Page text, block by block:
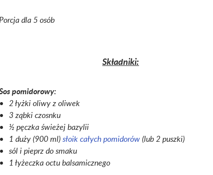
dla 5 osób
Składniki:
pomidorowy:
2 łyżki oliwy z oliwek
3 ząbki czosnku
½ pęczka świeżej bazylii
1 duży (900 ml)słoik całych pomidorów(lub 2 puszki)
sól i pieprz do smaku
1 łyżeczka octu balsamicznego